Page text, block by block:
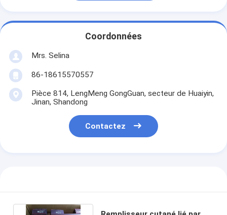
Coordonnées
Mrs. Selina
86-18615570557
Pièce 814, LengMeng GongGuan, secteur de Huaiyin,
Jinan, Shandong
Contactez